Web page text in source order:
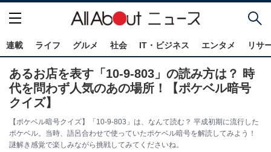
連載 ライフ グルメ 社会 IT・ビジネス エンタメ リサ
あるお店を表す「10-9-803」の読み方は？ 時
代を問わず人気のあの場所！【ポケベル暗号
クイズ】
【ポケベル暗号クイズ】「10-9-803」は、なんて読む？ 平成初期に流行した
ポケベル。当時、語呂合わせで使っていたポケベル暗号を解読してみよう！
謎解き感覚で楽しみながら挑戦してみてくださいね。